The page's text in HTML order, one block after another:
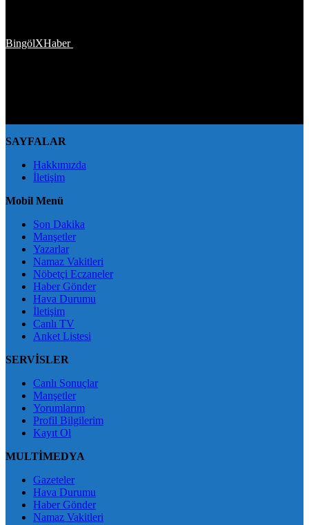
BingölXHaber
SAYFALAR
Hakkımızda
İletişim
Mobil Menü
Son Dakika
Manşetler
Yazarlar
Namaz Vakitleri
Nöbetçi Eczaneler
Haber Gönder
Hava Durumu
İletişim
Canlı TV
Anket Listesi
SERVİSLER
Canlı Sonuçlar
Manşetler
Yorumlarım
Profil Bilgilerim
Kayıt Ol
MULTİMEDYA
Gazeteler
Hava Durumu
Haber Gönder
Namaz Vakitleri